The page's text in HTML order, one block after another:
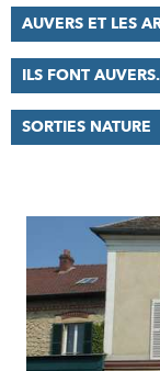
AUVERS ET LES
ILS FONT
SORTIES NATURE
RÉSULTATS